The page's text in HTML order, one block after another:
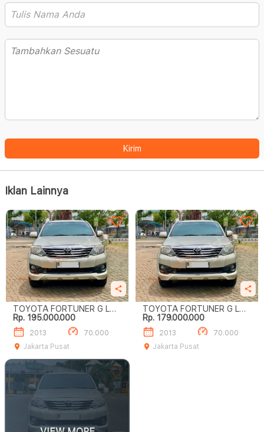
Kirim
Iklan Lainnya
TOYOTA FORTUNER G LUX
2.7
Rp. 195.000.000
2013
70.000
Jakarta Pusat
TOYOTA FORTUNER G LUX
2.7
Rp. 179.000.000
2013
70.000
Jakarta Pusat